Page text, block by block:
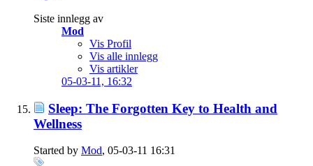
Siste innlegg av
Mod
Vis Profil
Vis alle innlegg
Vis artikler
05-03-11, 16:32
Sleep: The Forgotten Key to Health and
Wellness
Started by Mod, 05-03-11 16:31